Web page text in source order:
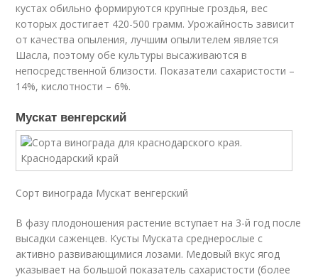
кустах обильно формируются крупные гроздья, вес
которых достигает 420-500 грамм. Урожайность зависит
от качества опыления, лучшим опылителем является
Шасла, поэтому обе культуры высаживаются в
непосредственной близости. Показатели сахаристости –
14%, кислотности – 6%.
Мускат венгерский
Сорт винограда Мускат венгерский
В фазу плодоношения растение вступает на 3-й год после
высадки саженцев. Кусты Муската среднерослые с
активно развивающимися лозами. Медовый вкус ягод
указывает на большой показатель сахаристости (более